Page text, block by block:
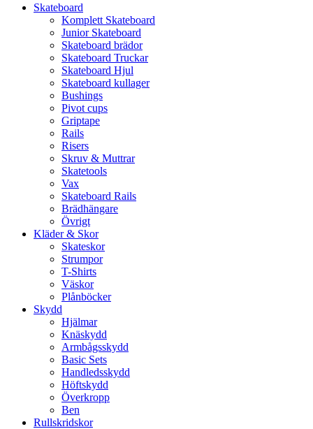
Skateboard
Komplett Skateboard
Junior Skateboard
Skateboard brädor
Skateboard Truckar
Skateboard Hjul
Skateboard kullager
Bushings
Pivot cups
Griptape
Rails
Risers
Skruv & Muttrar
Skatetools
Vax
Skateboard Rails
Brädhängare
Övrigt
Kläder & Skor
Skateskor
Strumpor
T-Shirts
Väskor
Plånböcker
Skydd
Hjälmar
Knäskydd
Armbågsskydd
Basic Sets
Handledsskydd
Höftskydd
Överkropp
Ben
Rullskridskor